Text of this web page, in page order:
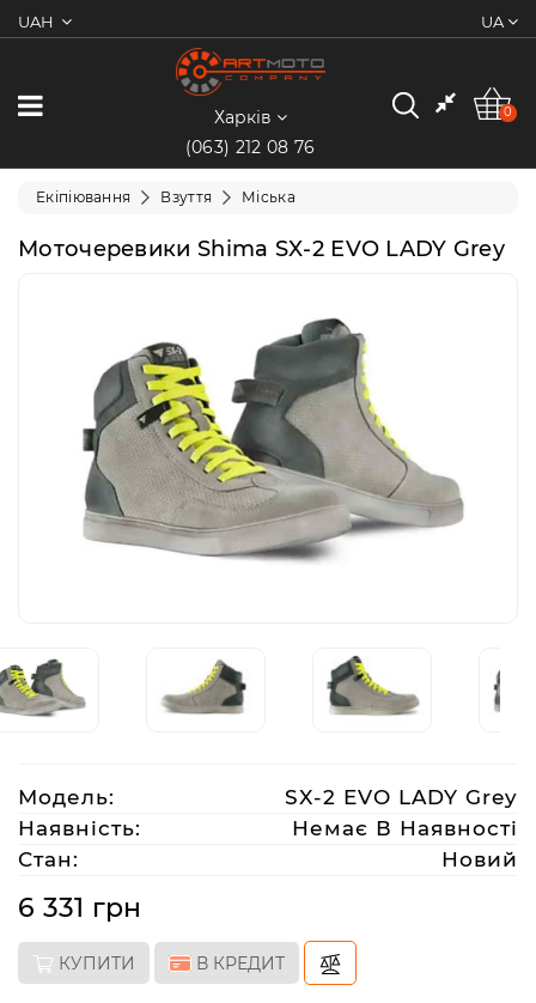
UAH UA
0
Категорії
Мотоцикли
Електротранспорт
Екіпіювання
Запчастини
(063)
212
08
76
artmoto.info@gmail.com
Харків
(063) 212 08 76
0
Екіпіювання Взуття Міська
Моточеревики Shima SX-2 EVO LADY Grey
Модель:
SX-2 EVO LADY Grey
Наявність:
Немає В Наявності
Стан:
Новий
6 331 грн
КУПИТИ В КРЕДИТ